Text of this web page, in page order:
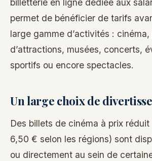
billetterie en ligne dédiée aux
permet de bénéficier de tarifs
large gamme d’activités : cinéma,
d’attractions, musées, concerts,
sportifs ou encore spectacles.
Un large choix de
Des billets de cinéma à prix
6,50 € selon les régions) sont
ou directement au sein de